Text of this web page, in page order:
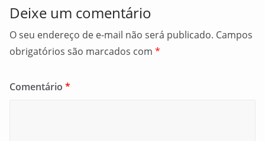
Deixe um comentário
O seu endereço de e-mail não será publicado. Campos
obrigatórios são marcados com *
Comentário *